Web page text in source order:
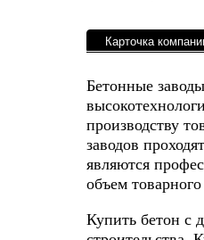
Карточка
Бетонные
производству
заводов
являются
объем
Купить бетон с